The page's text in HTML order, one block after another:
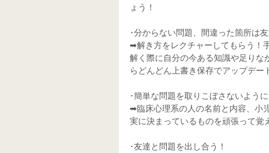
ょう！
･分からない問題、間違った箇所は
➡解き方をレクチャーしてもらう！
解く際に自分の今ある知識や足りな
らどんどん上書き保存でアップデー
･簡単な問題を取りこぼさないよう
➡臨床心理系の人の名前と内容、小
実に決まっているものを頑張って覚
･友達と問題を出し合う！